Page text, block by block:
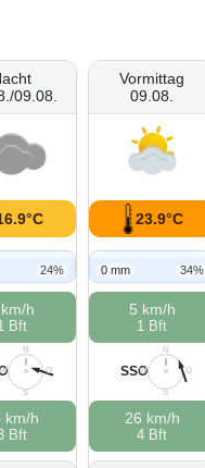
09.08.
24%
h
Bft
N
O
S
W
km/h
Bft
Vormittag
09.08.
23.9°C
0 mm 34%
5 km/h
1 Bft
N
O
S
W
SSO
26 km/h
4 Bft